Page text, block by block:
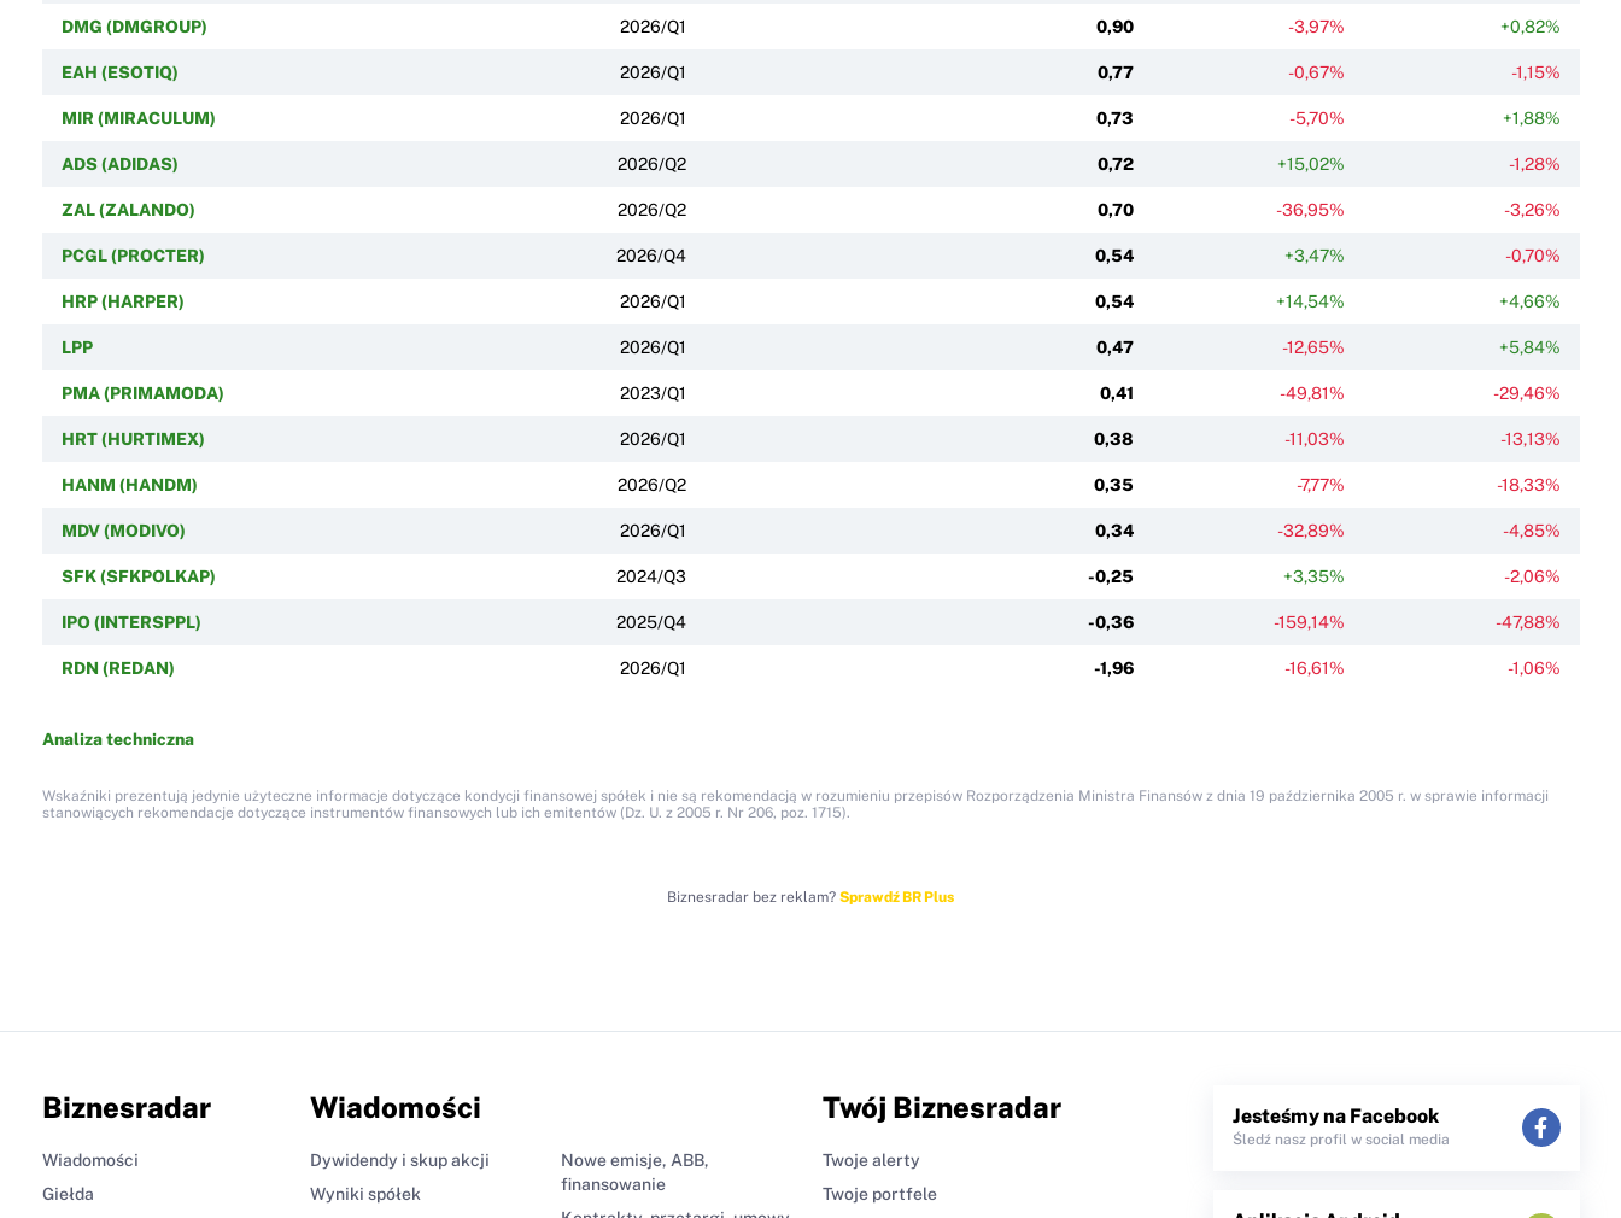
DMG (DMGROUP) 2026/Q1 0,90 -3,97% +0,82%
EAH (ESOTIQ) 2026/Q1 0,77 -0,67% -1,15%
MIR (MIRACULUM) 2026/Q1 0,73 -5,70% +1,88%
ADS (ADIDAS) 2026/Q2 0,72 +15,02% -1,28%
ZAL (ZALANDO) 2026/Q2 0,70 -36,95% -3,26%
PCGL (PROCTER) 2026/Q4 0,54 +3,47% -0,70%
HRP (HARPER) 2026/Q1 0,54 +14,54% +4,66%
LPP 2026/Q1 0,47 -12,65% +5,84%
PMA (PRIMAMODA) 2023/Q1 0,41 -49,81% -29,46%
HRT (HURTIMEX) 2026/Q1 0,38 -11,03% -13,13%
HANM (HANDM) 2026/Q2 0,35 -7,77% -18,33%
MDV (MODIVO) 2026/Q1 0,34 -32,89% -4,85%
SFK (SFKPOLKAP) 2024/Q3 -0,25 +3,35% -2,06%
IPO (INTERSPPL) 2025/Q4 -0,36 -159,14% -47,88%
RDN (REDAN) 2026/Q1 -1,96 -16,61% -1,06%
Analiza techniczna
Wskaźniki prezentują jedynie użyteczne informacje dotyczące kondycji finansowej spółek i nie są rekomendacją w rozumieniu przepisów Rozporządzenia Ministra Finansów z dnia 19 października 2005 r. w sprawie informacji
stanowiących rekomendacje dotyczące instrumentów finansowych lub ich emitentów (Dz. U. z 2005 r. Nr 206, poz. 1715).
Biznesradar bez reklam? Sprawdź BR Plus
Biznesradar
Wiadomości
Giełda
Wiadomości
Dywidendy i skup akcji
Wyniki spółek
Nowe emisje, ABB,
finansowanie
Twój Biznesradar
Twoje alerty
Twoje portfele
Jesteśmy na Facebook
Śledź nasz profil w social media